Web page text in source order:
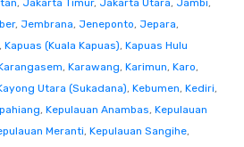
, Jakarta Timur, Jakarta Utara, Jambi,
, Jembrana, Jeneponto, Jepara,
, Kapuas (Kuala Kapuas), Kapuas Hulu
, Karawang, Karimun, Karo,
Utara (Sukadana), Kebumen, Kediri,
, Kepulauan Anambas, Kepulauan
Meranti, Kepulauan Sangihe,